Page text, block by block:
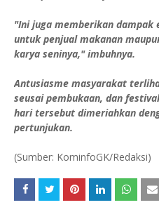
"Ini juga memberikan dampak
untuk penjual makanan
karya seninya," imbuhnya.
Antusiasme masyarakat
seusai pembukaan, dan
hari tersebut dimeriahkan
pertunjukan.
(Sumber: KominfoGK/Redaksi)